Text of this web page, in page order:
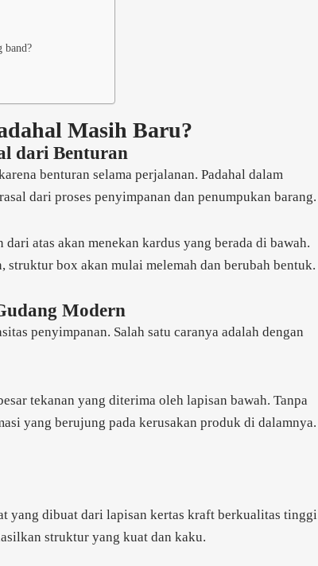
band?
Masih Baru?
dari Benturan
benturan selama perjalanan. Padahal dalam
dari proses penyimpanan dan penumpukan barang.
atas akan menekan kardus yang berada di bawah.
box akan mulai melemah dan berubah bentuk.
Modern
penyimpanan. Salah satu caranya adalah dengan
tekanan yang diterima oleh lapisan bawah. Tanpa
yang berujung pada kerusakan produk di dalamnya.
yang dibuat dari lapisan kertas kraft berkualitas tinggi
struktur yang kuat dan kaku.